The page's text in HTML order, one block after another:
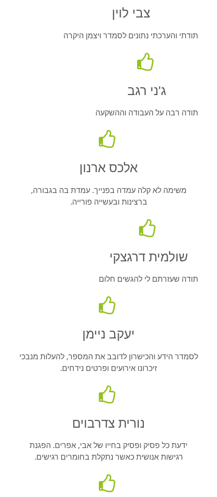
צבי לוין
תודתי והערכתי נתונים לסמדר ויצמן היקרה
ג'ני רגב
תודה רבה על העבודה וההשקעה
אלכס ארנון
משימה לא קלה עמדה בפנייך. עמדת בה בגבורה,
ברצינות ובעשייה פורייה.
שולמית דרגצקי
תודה שעזרתם לי להגשים חלום
יעקב ניימן
לסמדר הידע והכישרון לדובב את המספר, להעלות מנבכי
זיכרונו אירועים ופרטים נידחים.
נורית צדרבוים
ידעת כל פסיק ופסיק בחייו של אבי, אפרים. הפגנת
רגישות אנושית כאשר נתקלת בחומרים רגישים.